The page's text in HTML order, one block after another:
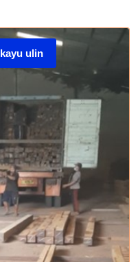
kayu ulin